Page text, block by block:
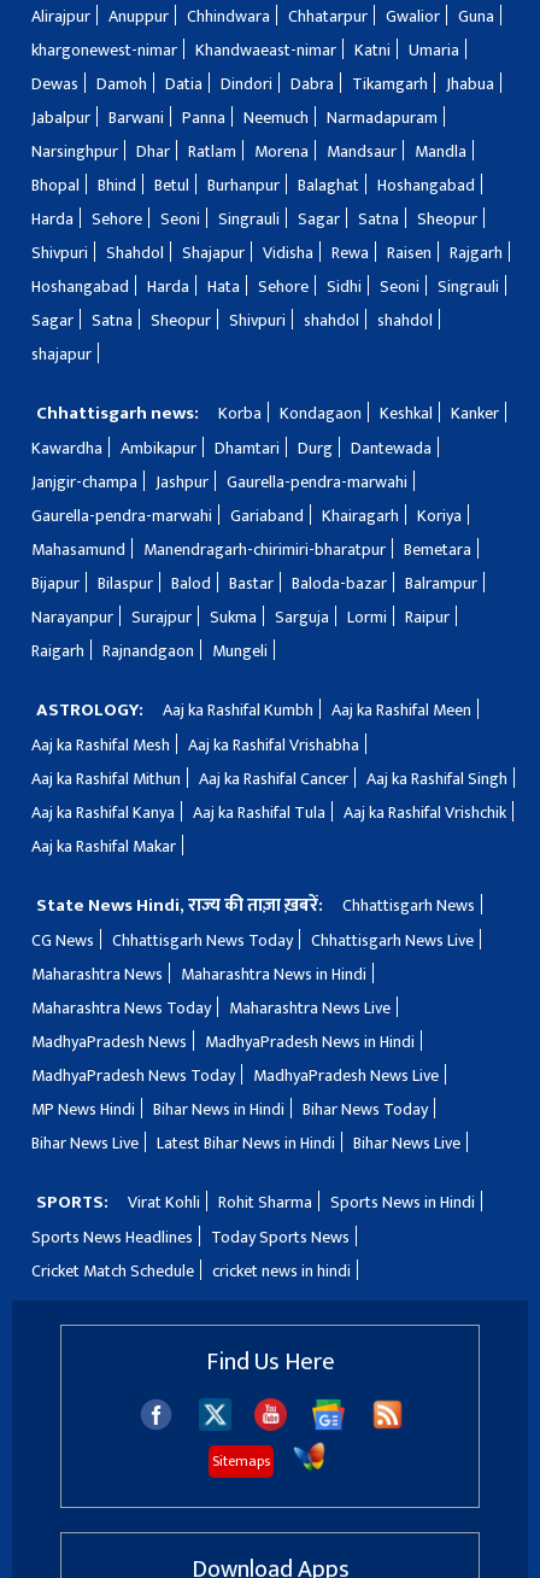
Alirajpur
Anuppur Chhindwara Chhatarpur Gwalior
Guna
khargonewest-nimar
Khandwaeast-nimar Katni
Umaria
Dewas
Damoh Datia Dindori Dabra Tikamgarh
Jhabua
Jabalpur
Barwani Panna Neemuch
Narmadapuram
Narsinghpur
Dhar Ratlam Morena Mandsaur
Mandla
Bhopal
Bhind Betul Burhanpur Balaghat
Hoshangabad
Harda
Sehore Seoni Singrauli Sagar Satna
Sheopur
Shivpuri
Shahdol Shajapur Vidisha Rewa Raisen
Rajgarh
Hoshangabad
Harda Hata Sehore Sidhi Seoni
Singrauli
Sagar
Satna Sheopur Shivpuri shahdol
shahdol
shajapur
Chhattisgarh news: Korba Kondagaon Keshkal
Kanker
Kawardha
Ambikapur Dhamtari Durg
Dantewada
Janjgir-champa
Jashpur
Gaurella-pendra-marwahi
Gaurella-pendra-marwahi
Gariaband Khairagarh
Koriya
Mahasamund
Manendragarh-chirimiri-bharatpur
Bemetara
Bijapur
Bilaspur Balod Bastar Baloda-bazar
Balrampur
Narayanpur
Surajpur Sukma Sarguja Lormi
Raipur
Raigarh
Rajnandgaon Mungeli
ASTROLOGY: Aaj ka Rashifal Kumbh
Aaj ka Rashifal Meen
Aaj ka Rashifal Mesh
Aaj ka Rashifal Vrishabha
Aaj ka Rashifal Mithun
Aaj ka Rashifal Cancer
Aaj ka Rashifal Singh
Aaj ka Rashifal Kanya
Aaj ka Rashifal Tula
Aaj ka Rashifal Vrishchik
Aaj ka Rashifal Makar
State News Hindi, राज्य की ताज़ा ख़बरें:
Chhattisgarh News
CG News
Chhattisgarh News Today
Chhattisgarh News Live
Maharashtra News
Maharashtra News in Hindi
Maharashtra News Today
Maharashtra News Live
MadhyaPradesh News
MadhyaPradesh News in Hindi
MadhyaPradesh News Today
MadhyaPradesh News Live
MP News Hindi
Bihar News in Hindi
Bihar News Today
Bihar News Live
Latest Bihar News in Hindi Bihar News Live
SPORTS: Virat Kohli Rohit Sharma
Sports News in Hindi
Sports News Headlines
Today Sports News
Cricket Match Schedule
cricket news in hindi
Find Us Here
Sitemaps
Download Apps